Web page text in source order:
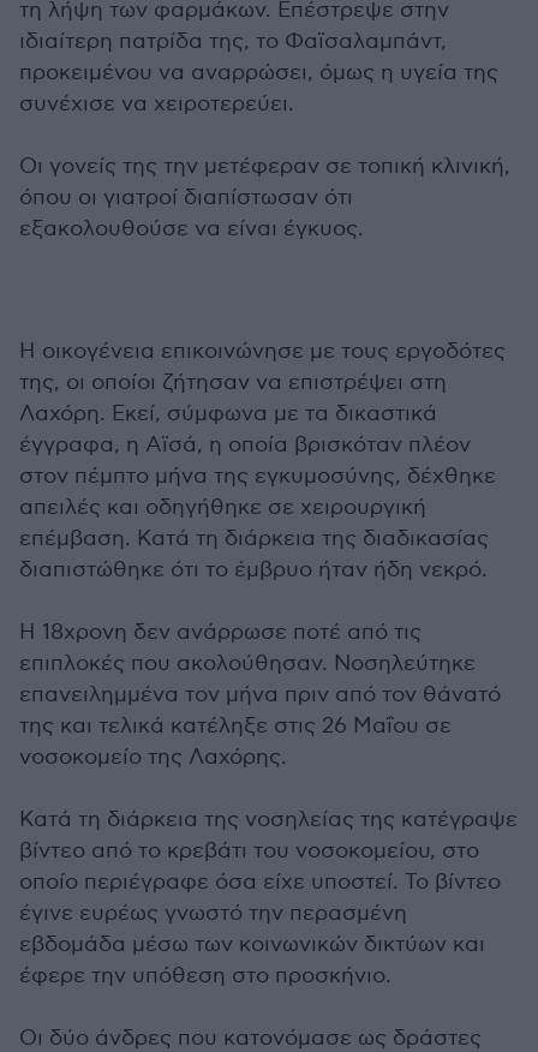
τη λήψη των φαρμάκων. Επέστρεψε στην
ιδιαίτερη πατρίδα της, το Φαϊσαλαμπάντ,
προκειμένου να αναρρώσει, όμως η υγεία της
συνέχισε να χειροτερεύει.
Οι γονείς της την μετέφεραν σε τοπική κλινική,
όπου οι γιατροί διαπίστωσαν ότι
εξακολουθούσε να είναι έγκυος.
Η οικογένεια επικοινώνησε με τους εργοδότες
της, οι οποίοι ζήτησαν να επιστρέψει στη
Λαχόρη. Εκεί, σύμφωνα με τα δικαστικά
έγγραφα, η Αϊσά, η οποία βρισκόταν πλέον
στον πέμπτο μήνα της εγκυμοσύνης, δέχθηκε
απειλές και οδηγήθηκε σε χειρουργική
επέμβαση. Κατά τη διάρκεια της διαδικασίας
διαπιστώθηκε ότι το έμβρυο ήταν ήδη νεκρό.
Η 18χρονη δεν ανάρρωσε ποτέ από τις
επιπλοκές που ακολούθησαν. Νοσηλεύτηκε
επανειλημμένα τον μήνα πριν από τον θάνατό
της και τελικά κατέληξε στις 26 Μαΐου σε
νοσοκομείο της Λαχόρης.
Κατά τη διάρκεια της νοσηλείας της κατέγραψε
βίντεο από το κρεβάτι του νοσοκομείου, στο
οποίο περιέγραφε όσα είχε υποστεί. Το βίντεο
έγινε ευρέως γνωστό την περασμένη
εβδομάδα μέσω των κοινωνικών δικτύων και
έφερε την υπόθεση στο προσκήνιο.
Οι δύο άνδρες που κατονόμασε ως δράστες